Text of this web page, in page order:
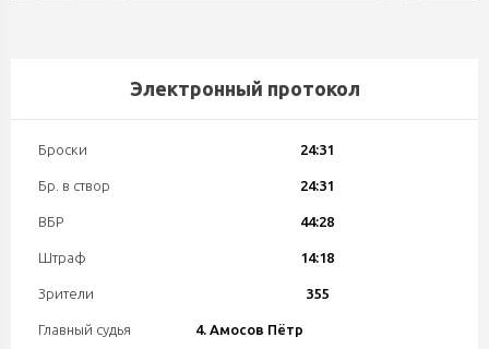
Электронный протокол
Броски 24:31
Бр. в створ 24:31
ВБР 44:28
Штраф 14:18
Зрители 355
Главный судья 4. Амосов Пётр